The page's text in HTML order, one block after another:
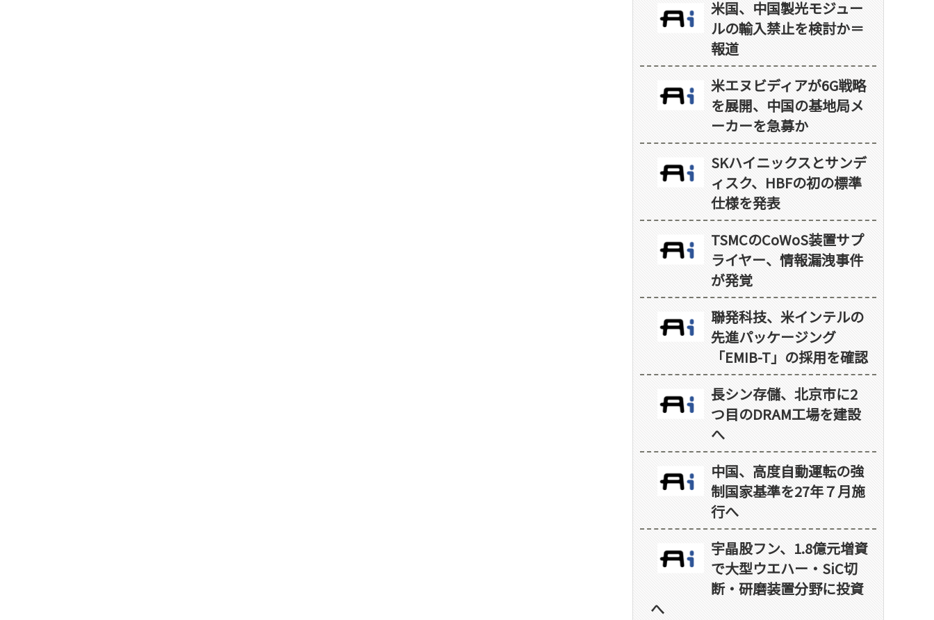
米国、中国製光モジュー
ルの輸入禁止を検討か＝
報道
米エヌビディアが6G戦略
を展開、中国の基地局メ
ーカーを急募か
SKハイニックスとサンデ
ィスク、HBFの初の標準
仕様を発表
TSMCのCoWoS装置サプ
ライヤー、情報漏洩事件
が発覚
聯発科技、米インテルの
先進パッケージング
「EMIB-T」の採用を確認
長シン存儲、北京市に2
つ目のDRAM工場を建設
へ
中国、高度自動運転の強
制国家基準を27年７月施
行へ
宇晶股フン、1.8億元増資
で大型ウエハー・SiC切
断・研磨装置分野に投資
へ